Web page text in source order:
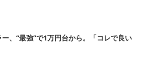
、“最強”で1万円台から。「コレで良い